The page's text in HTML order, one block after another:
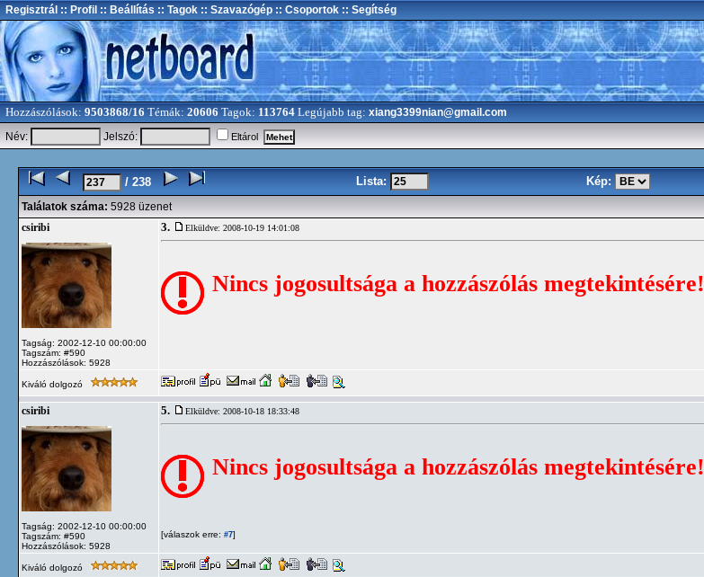
Regisztrál :: Profil :: Beállítás :: Tagok :: Szavazógép :: Csoportok :: Segítség
Hozzászólások: 9503868/16 Témák: 20606 Tagok: 113764 Legújabb tag: xiang3399nian@gmail.com
Név: Jelszó: Eltárol
/ 238 Lista: Kép:
Találatok száma: 5928 üzenet
csiribi
Tagság: 2002-12-10 00:00:00
Tagszám: #590
Hozzászólások: 5928
3. Elküldve: 2008-10-19 14:01:08
Nincs jogosultsága a hozzászólás megtekintésére!
Kiváló dolgozó
csiribi
Tagság: 2002-12-10 00:00:00
Tagszám: #590
Hozzászólások: 5928
5. Elküldve: 2008-10-18 18:33:48
Nincs jogosultsága a hozzászólás megtekintésére!
[válaszok erre: #7]
Kiváló dolgozó